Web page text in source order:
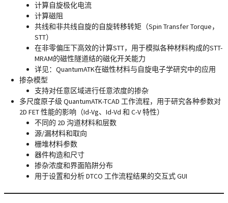
计算自旋极化电流
计算磁阻
共线和非共线自旋的自旋转移转矩（Spin Transfer Torque，
STT）
在非零偏压下高效的计算STT，用于模拟各种材料构成的STT-
MRAM的磁性隧道结的磁化开关能力
详见：QuantumATK在磁性材料与自旋电子学研究中的应用
掺杂模型
支持对任意区域进行任意浓度的掺杂
多尺度原子级 QuantumATK-TCAD 工作流程，用于研究各种参数对
2D FET 性能的影响（Id-Vg、Id-Vd 和 C-V 特性）
不同的 2D 沟道材料和层数
源/漏材料和取向
栅堆材料参数
器件构造和尺寸
掺杂浓度和界面陷阱分布
用于设置和分析 DTCO 工作流程结果的交互式 GUI